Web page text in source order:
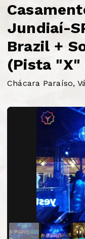
Jundiaí-
Brazil +
(Pista "X"
Chácara Paraíso,